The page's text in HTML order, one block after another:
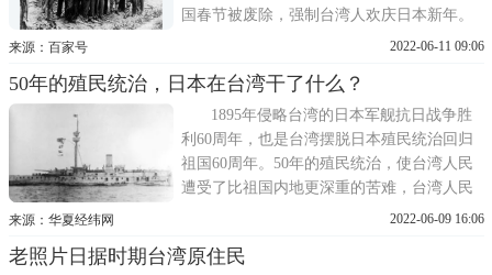
国春节被废除，强制台湾人欢庆日本新年。
在河边洗衣的妇女。清朝签订《马关条约》
被日本帝国殖民统治的时期。皇民化教育
下，台湾小学生被迫参拜日本神社1941年，
一些原住民部
来源：百家号 2022-06-11 09:06
50年的殖民统治，日本在台湾干了什么？
1895年侵略台湾的日本军舰抗日战争胜
利60周年，也是台湾摆脱日本殖民统治回归
祖国60周年。50年的殖民统治，使台湾人民
遭受了比祖国内地更深重的苦难，台湾人民
的抗日斗争在中国人民反抗外敌入侵的历史
相，那些鼓吹日本殖民统治优越的论调也就
来源：华夏经纬网 2022-06-09 16:06
老照片日据时期台湾原住民